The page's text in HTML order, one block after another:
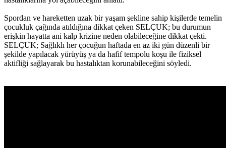
Spordan ve hareketten uzak bir yaşam şekline sahip kişilerde temelin
çocukluk çağında atıldığına dikkat çeken SELÇUK; bu durumun
erişkin hayatta ani kalp krizine neden olabileceğine dikkat çekti.
SELÇUK; Sağlıklı her çocuğun haftada en az iki gün düzenli bir
şekilde yapılacak yürüyüş ya da hafif tempolu koşu ile fiziksel
aktifliği sağlayarak bu hastalıktan korunabileceğini söyledi.